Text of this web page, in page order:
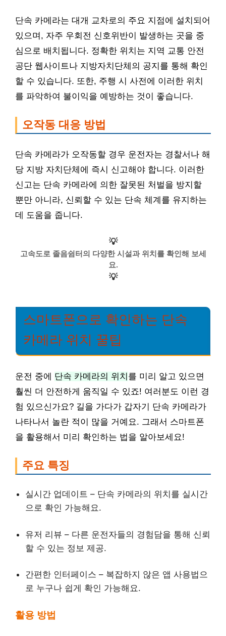
단속 카메라는 대개 교차로의 주요 지점에 설치되어
있으며, 자주 우회전 신호위반이 발생하는 곳을 중
심으로 배치됩니다. 정확한 위치는 지역 교통 안전
공단 웹사이트나 지방자치단체의 공지를 통해 확인
할 수 있습니다. 또한, 주행 시 사전에 이러한 위치
를 파악하여 불이익을 예방하는 것이 좋습니다.
오작동 대응 방법
단속 카메라가 오작동할 경우 운전자는 경찰서나 해
당 지방 자치단체에 즉시 신고해야 합니다. 이러한
신고는 단속 카메라에 의한 잘못된 처벌을 방지할
뿐만 아니라, 신뢰할 수 있는 단속 체계를 유지하는
데 도움을 줍니다.
💡
고속도로 졸음쉼터의 다양한 시설과 위치를 확인해 보세
요.
💡
스마트폰으로 확인하는 단속
카메라 위치 꿀팁
운전 중에 단속 카메라의 위치 를 미리 알고 있으면
훨씬 더 안전하게 움직일 수 있죠! 여러분도 이런 경
험 있으신가요? 길을 가다가 갑자기 단속 카메라가
나타나서 놀란 적이 많을 거예요. 그래서 스마트폰
을 활용해서 미리 확인하는 법을 알아보세요!
주요 특징
실시간 업데이트 – 단속 카메라의 위치를 실시간
으로 확인 가능해요.
유저 리뷰 – 다른 운전자들의 경험담을 통해 신뢰
할 수 있는 정보 제공.
간편한 인터페이스 – 복잡하지 않은 앱 사용법으
로 누구나 쉽게 확인 가능해요.
활용 방법